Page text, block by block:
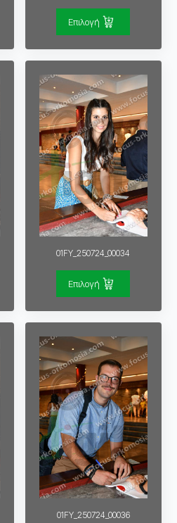
Επιλογή
01FY_250724_00034
Επιλογή
01FY_250724_00036